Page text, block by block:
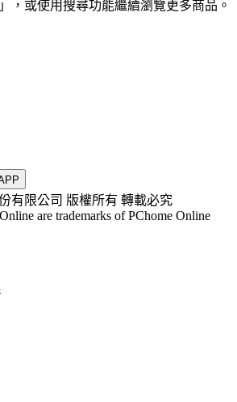
，或使用搜尋功能繼續瀏覽更多商品。
有限公司 版權所有 轉載必究
are trademarks of PChome Online